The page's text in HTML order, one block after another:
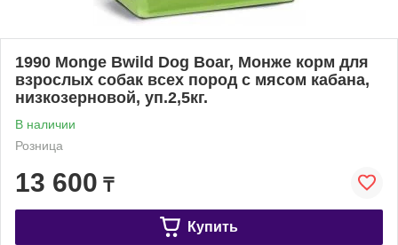
1990 Monge Bwild Dog Boar, Монже корм для
взрослых собак всех пород с мясом кабана,
низкозерновой, уп.2,5кг.
В наличии
Розница
13 600 ₸
Купить